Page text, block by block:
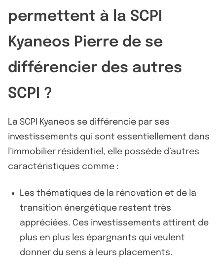
permettent à la SCPI
Kyaneos Pierre de se
différencier des autres
SCPI ?
La SCPI Kyaneos se différencie par ses
investissements qui sont essentiellement dans
l’immobilier résidentiel, elle possède d’autres
caractéristiques comme :
Les thématiques de la rénovation et de la
transition énergétique restent très
appréciées. Ces investissements attirent de
plus en plus les épargnants qui veulent
donner du sens à leurs placements.